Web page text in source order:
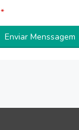
*
Enviar Menssagem